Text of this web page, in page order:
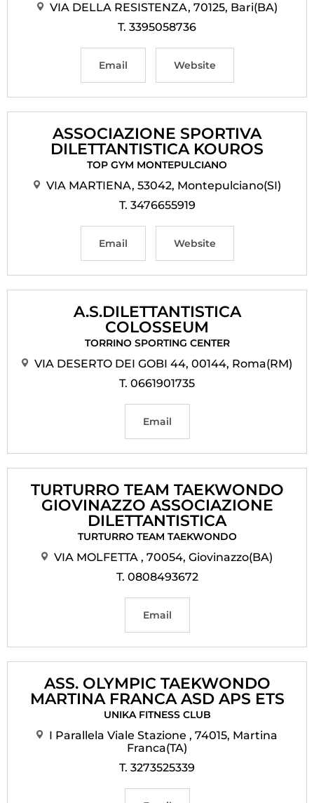
VIA DELLA RESISTENZA, 70125, Bari(BA)
T. 3395058736
Email Website
ASSOCIAZIONE SPORTIVA
DILETTANTISTICA KOUROS
TOP GYM MONTEPULCIANO
VIA MARTIENA, 53042, Montepulciano(SI)
T. 3476655919
Email Website
A.S.DILETTANTISTICA
COLOSSEUM
TORRINO SPORTING CENTER
VIA DESERTO DEI GOBI 44, 00144, Roma(RM)
T. 0661901735
Email
TURTURRO TEAM TAEKWONDO
GIOVINAZZO ASSOCIAZIONE
DILETTANTISTICA
TURTURRO TEAM TAEKWONDO
VIA MOLFETTA , 70054, Giovinazzo(BA)
T. 0808493672
Email
ASS. OLYMPIC TAEKWONDO
MARTINA FRANCA ASD APS ETS
UNIKA FITNESS CLUB
I Parallela Viale Stazione , 74015, Martina
Franca(TA)
T. 3273525339